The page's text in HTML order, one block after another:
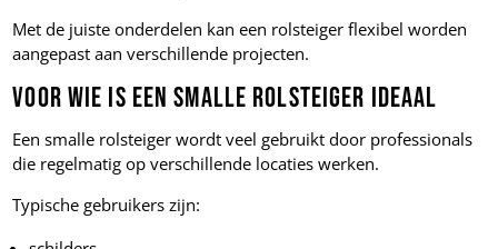
Met de juiste onderdelen kan een rolsteiger flexibel worden
aangepast aan verschillende projecten.
Voor wie is een smalle rolsteiger ideaal
Een smalle rolsteiger wordt veel gebruikt door professionals
die regelmatig op verschillende locaties werken.
Typische gebruikers zijn: